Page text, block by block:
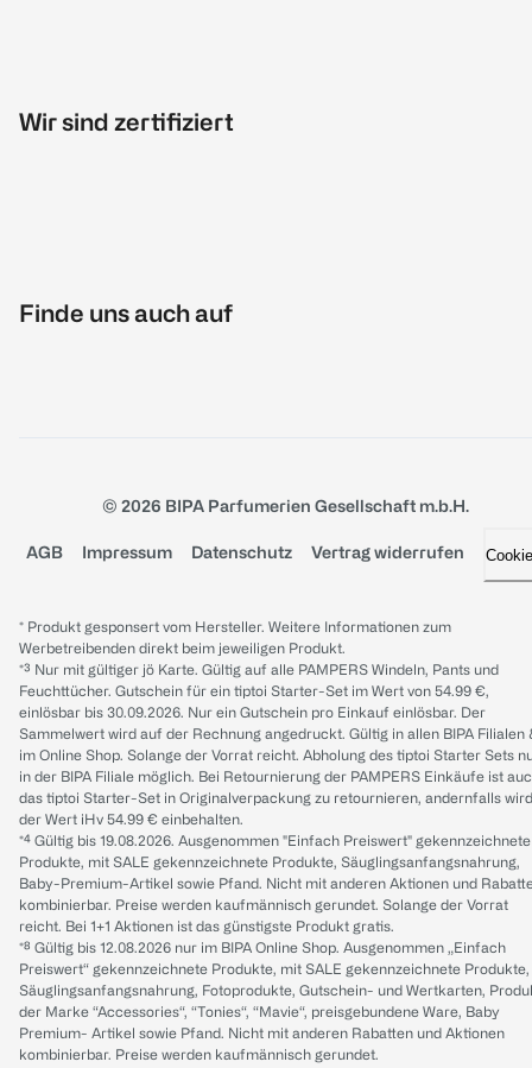
Wir sind zertifiziert
Finde uns auch auf
© 2026 BIPA Parfumerien Gesellschaft m.b.H.
AGB Impressum Datenschutz Vertrag widerrufen
* Produkt gesponsert vom Hersteller. Weitere Informationen zum
Werbetreibenden direkt beim jeweiligen Produkt.
*³ Nur mit gültiger jö Karte. Gültig auf alle PAMPERS Windeln, Pants und
Feuchttücher. Gutschein für ein tiptoi Starter-Set im Wert von 54.99 €,
einlösbar bis 30.09.2026. Nur ein Gutschein pro Einkauf einlösbar. Der
Sammelwert wird auf der Rechnung angedruckt. Gültig in allen BIPA Filialen
im Online Shop. Solange der Vorrat reicht. Abholung des tiptoi Starter Sets
in der BIPA Filiale möglich. Bei Retournierung der PAMPERS Einkäufe ist
das tiptoi Starter-Set in Originalverpackung zu retournieren, andernfalls wird
der Wert iHv 54.99 € einbehalten.
*⁴ Gültig bis 19.08.2026. Ausgenommen "Einfach Preiswert" gekennzeichnete
Produkte, mit SALE gekennzeichnete Produkte, Säuglingsanfangsnahrung,
Baby-Premium-Artikel sowie Pfand. Nicht mit anderen Aktionen und
kombinierbar. Preise werden kaufmännisch gerundet. Solange der Vorrat
reicht. Bei 1+1 Aktionen ist das günstigste Produkt gratis.
*⁸ Gültig bis 12.08.2026 nur im BIPA Online Shop. Ausgenommen „Einfach
Preiswert“ gekennzeichnete Produkte, mit SALE gekennzeichnete Produkte,
Säuglingsanfangsnahrung, Fotoprodukte, Gutschein- und Wertkarten,
der Marke “Accessories“, “Tonies“, “Mavie“, preisgebundene Ware, Baby
Premium- Artikel sowie Pfand. Nicht mit anderen Rabatten und Aktionen
kombinierbar. Preise werden kaufmännisch gerundet.